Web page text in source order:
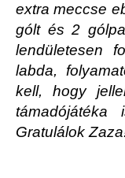
extra meccse
gólt és 2
lendületesen
labda,
kell, hogy
támadójátéka
Gratulálok